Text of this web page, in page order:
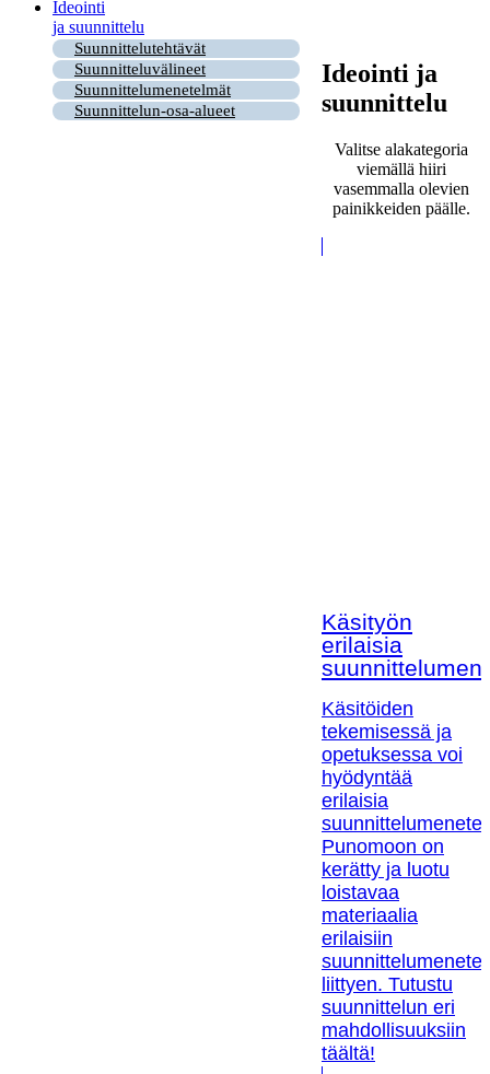
Ideointi
ja suunnittelu
Suunnittelutehtävät
Suunnitteluvälineet
Suunnittelumenetelmät
Suunnittelun-osa-alueet
Ideointi ja
suunnittelu
Valitse alakategoria
viemällä hiiri
vasemmalla olevien
painikkeiden päälle.
Käsityön
erilaisia
Käsitöiden
tekemisessä ja
opetuksessa voi
hyödyntää
erilaisia
Punomoon on
kerätty ja luotu
loistavaa
materiaalia
erilaisiin
liittyen. Tutustu
suunnittelun eri
mahdollisuuksiin
täältä!